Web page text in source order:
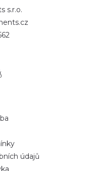
s.r.o.
údajů